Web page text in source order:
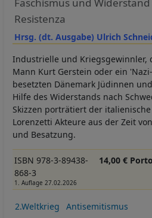
Hrsg. (dt. Ausgabe) Ulrich
Resistenza
Industrielle und Kriegsgewinnler,
Mann Kurt Gerstein oder ein
besetzten Dänemark Jüdinnen
Hilfe des Widerstands nach
Skizzen porträtiert der
Lorenzetti Akteure aus der Zeit
und Besatzung.
ISBN 978-3-89438-
868-3
1. Auflage 27.02.2026
14,00 €
2.Weltkrieg
Antisemitismus